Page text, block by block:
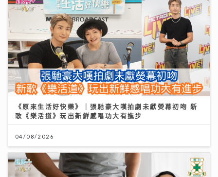
《原來生活好快樂》｜張馳豪大嘆拍劇未獻熒幕初吻 新
歌《樂活道》玩出新鮮感唱功大有進步
04/08/2026